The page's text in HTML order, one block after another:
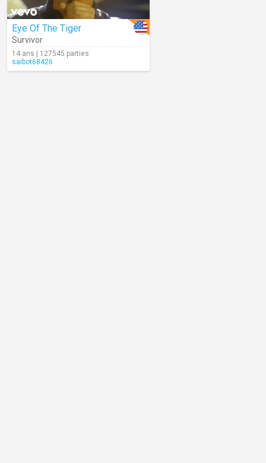
Eye Of The Tiger
Survivor
14 ans | 127545 parties
saibot68426